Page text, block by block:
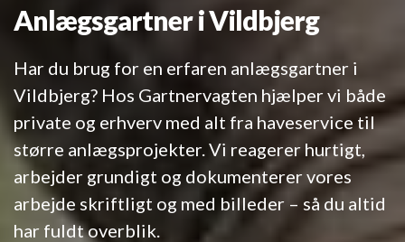
Anlægsgartner i Vildbjerg
Har du brug for en erfaren anlægsgartner i
Vildbjerg? Hos Gartnervagten hjælper vi både
private og erhverv med alt fra haveservice til
større anlægsprojekter. Vi reagerer hurtigt,
arbejder grundigt og dokumenterer vores
arbejde skriftligt og med billeder – så du altid
har fuldt overblik.